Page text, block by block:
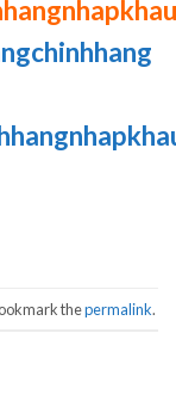
thepermalink.